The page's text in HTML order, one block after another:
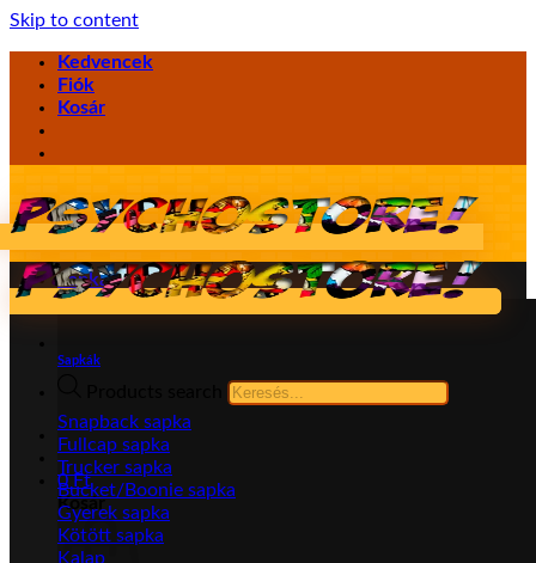
Skip to content
Kedvencek
Fiók
Kosár
0Ft
Kosár
Sapka
Sapkák
Snapback sapka
Fullcap sapka
Trucker sapka
Bucket/Boonie sapka
Gyerek sapka
Kötött sapka
Kalap